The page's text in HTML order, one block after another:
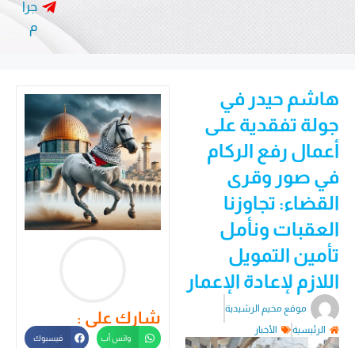
جرا
م
هاشم حيدر في
جولة تفقدية على
أعمال رفع الركام
في صور وقرى
القضاء: تجاوزنا
العقبات ونأمل
تأمين التمويل
اللازم لإعادة الإعمار
موقع مخيم الرشيدية
الرئيسية
الأخبار
شارك على :
واتس أب فيسبوك